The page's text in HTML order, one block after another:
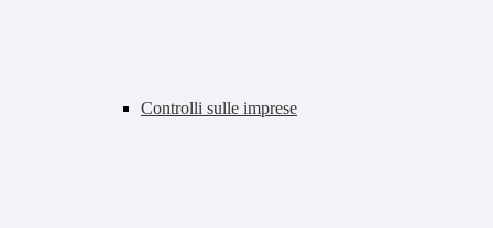
Controlli sulle imprese